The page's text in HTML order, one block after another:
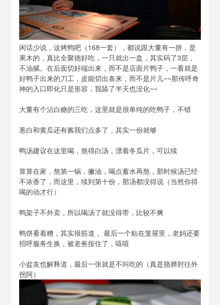
闲话少说，这烤鸭吧（168一套），都说跟大董有一拼，是
果木的，真比全聚德好吃，一只就出一盘，其实码了3层，
不油腻。在后面切好端出来，而不是店面片鸭子，一看就是
好鸭子出来的刀工，皮能切出条来，而不是片儿~~那传呼奇
神的入口即化只是形容，我舔了半天也没化~~
大董有个沾白糖的三吃，这里就是很单纯的吃鸭子，不错
葱白和黄瓜还有酱我们点多了，其实一份就够
鸭汤建议在这里喝，熬得白汤，漂着冬瓜片，可以续
算算在家，熬第一锅，撇油，喝点蓄水再熬，那时候汤已经
不浓香了，而这里，续到第十份，那汤都没得说（当然你得
喝的动才行）
鸭架子不外卖，所以喝汤了就没得带，比较不爽
鸭饼看着糟，其实很筋道， 最后一个粘在笼屉里，老妈还要
招呼服务生换，被老爸按住了，嘻嘻
小盆友也解释道，最后一张就是不叫吃的（真是胳膊肘往外
拐阿）